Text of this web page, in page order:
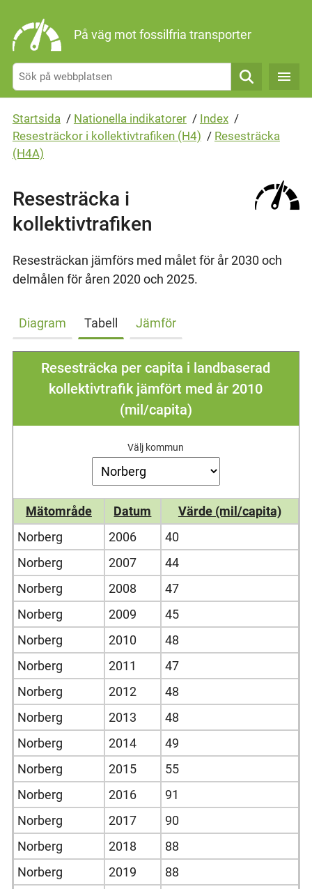
På väg mot fossilfria transporter
Sök
Startsida / Nationella indikatorer / Index /
Resesträckor i kollektivtrafiken (H4) / Resesträcka
(H4A)
Resesträcka i
kollektivtrafiken
Resesträckan jämförs med målet för år 2030 och
delmålen för åren 2020 och 2025.
Diagram Tabell Jämför
Resesträcka per capita i landbaserad
kollektivtrafik jämfört med år 2010
(mil/capita)
Välj kommun
Mätområde Datum
Värde (mil/capita)
Norberg
2006
40
Norberg
2007
44
Norberg
2008
47
Norberg
2009
45
Norberg
2010
48
Norberg
2011
47
Norberg
2012
48
Norberg
2013
48
Norberg
2014
49
Norberg
2015
55
Norberg
2016
91
Norberg
2017
90
Norberg
2018
88
Norberg
2019
88